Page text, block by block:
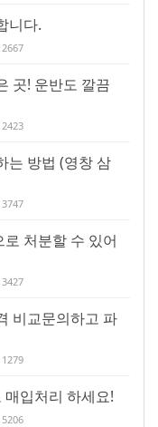
니다.
2667
곳! 운반도 깔끔
2423
는 방법 (영창 삼
3747
처분할 수 있어
3427
비교문의하고 파
1279
입처리 하세요!
5206